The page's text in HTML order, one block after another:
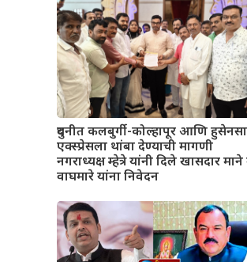
दुधनीत कलबुर्गी-कोल्हापूर आणि
एक्स्प्रेसला थांबा देण्याची मागणी
नगराध्यक्ष म्हेत्रे यांनी दिले खासदार
वाघमारे यांना निवेदन